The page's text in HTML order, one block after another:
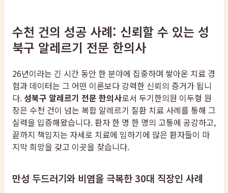
수천 건의 성공 사례: 신뢰할 수 있는 성
북구 알레르기 전문 한의사
26년이라는 긴 시간 동안 한 분야에 집중하며 쌓아온 치료 경
험과 데이터는 그 어떤 이론보다 강력한 신뢰의 증거가 됩니
다.성북구 알레르기 전문 한의사로서 두기한의원 이두형 원
장은 수천 건이 넘는 복합 알레르기 질환 치료 사례를 통해 그
실력을 입증해왔습니다. 환자 한 명 한 명의 고통에 공감하고,
끝까지 책임지는 자세로 치료에 임하기에 많은 환자들이 마
지막 희망을 갖고 이곳을 찾습니다.
만성 두드러기와 비염을 극복한 30대 직장인 사례